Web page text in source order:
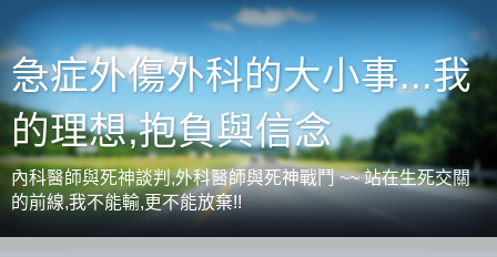
急症外傷外科的大小事...我
的理想,抱負與信念
內科醫師與死神談判,外科醫師與死神戰鬥 ~~ 站在生死交關
的前線,我不能輸,更不能放棄!!